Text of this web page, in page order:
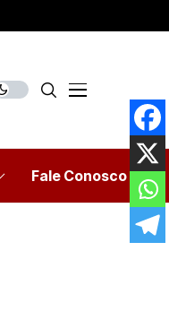
Fale Conosco